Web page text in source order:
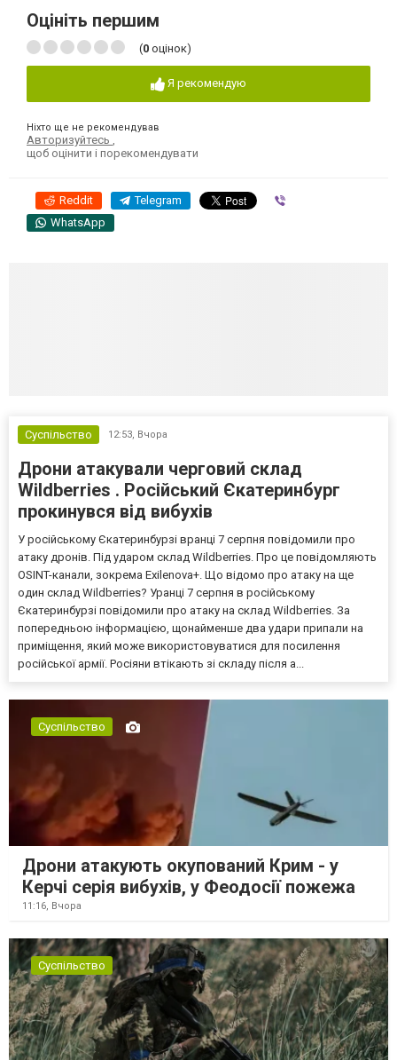
Оцініть першим
(0 оцінок)
Я рекомендую
Ніхто ще не рекомендував
Авторизуйтесь ,
щоб оцінити і порекомендувати
Reddit Telegram
WhatsApp
Суспільство 12:53, Вчора
Дрони атакували черговий склад
Wildberries . Російський Єкатеринбург
прокинувся від вибухів
У російському Єкатеринбурзі вранці 7 серпня повідомили про
атаку дронів. Під ударом склад Wildberries. Про це повідомляють
OSINT-канали, зокрема Exilenova+. Що відомо про атаку на ще
один склад Wildberries? Уранці 7 серпня в російському
Єкатеринбурзі повідомили про атаку на склад Wildberries. За
попередньою інформацією, щонайменше два удари припали на
приміщення, який може використовуватися для посилення
російської армії. Росіяни втікають зі складу після а...
Суспільство
Дрони атакують окупований Крим - у
Керчі серія вибухів, у Феодосії пожежа
11:16, Вчора
Суспільство